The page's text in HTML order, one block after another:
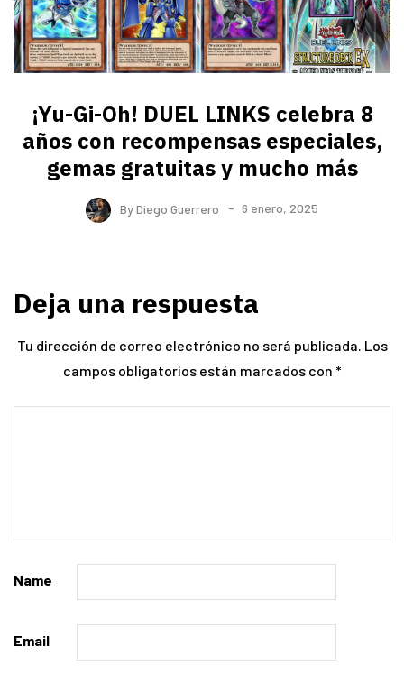
¡Yu-Gi-Oh! DUEL LINKS celebra 8
años con recompensas especiales,
gemas gratuitas y mucho más
ByDiego Guerrero 6 enero, 2025
Deja una respuesta
Tu dirección de correo electrónico no será publicada. Los
campos obligatorios están marcados con *
Name
Email